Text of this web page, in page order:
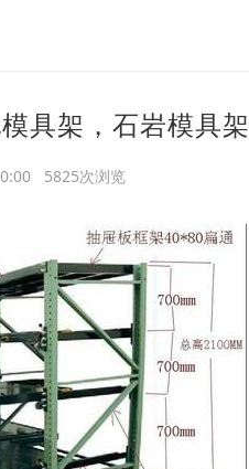
具架，石岩模具架
5825次浏览